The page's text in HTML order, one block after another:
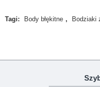
Tagi: Body błękitne , Bodziaki